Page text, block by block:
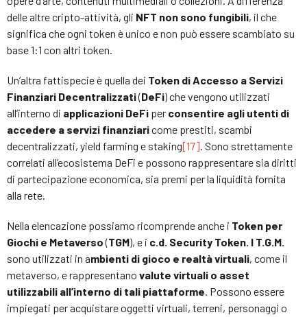
delle altre cripto-attività, gli NFT non sono fungibili, il che
significa che ogni token è unico e non può essere scambiato su
base 1:1 con altri token.
Un’altra fattispecie è quella dei Token di Accesso a Servizi
Finanziari Decentralizzati(DeFi) che vengono utilizzati
all’interno di applicazioni DeFi per consentire agli utenti di
accedere a servizi finanziaricome prestiti, scambi
decentralizzati, yield farming e staking[17]. Sono strettamente
correlati all’ecosistema DeFi e possono rappresentare sia diritti
di partecipazione economica, sia premi per la liquidità fornita
alla rete.
Nella elencazione possiamo ricomprende anche i Token per
Giochi e Metaverso(TGM), e i c.d. Security Token. I T.G.M.
sono utilizzati in ambienti di gioco e realtà virtuali, come il
metaverso, e rappresentano valute virtuali o asset
utilizzabili all’interno di tali piattaforme. Possono essere
impiegati per acquistare oggetti virtuali, terreni, personaggi o